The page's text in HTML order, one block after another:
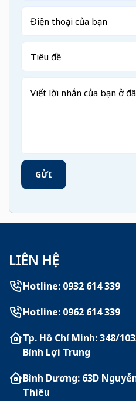
GỬI
LIÊN HỆ
Hotline: 0932 614 339
Hotline: 0962 614 339
Tp. Hồ Chí Minh: 348/
Bình Lợi Trung
Bình Dương: 63D
Thiêu